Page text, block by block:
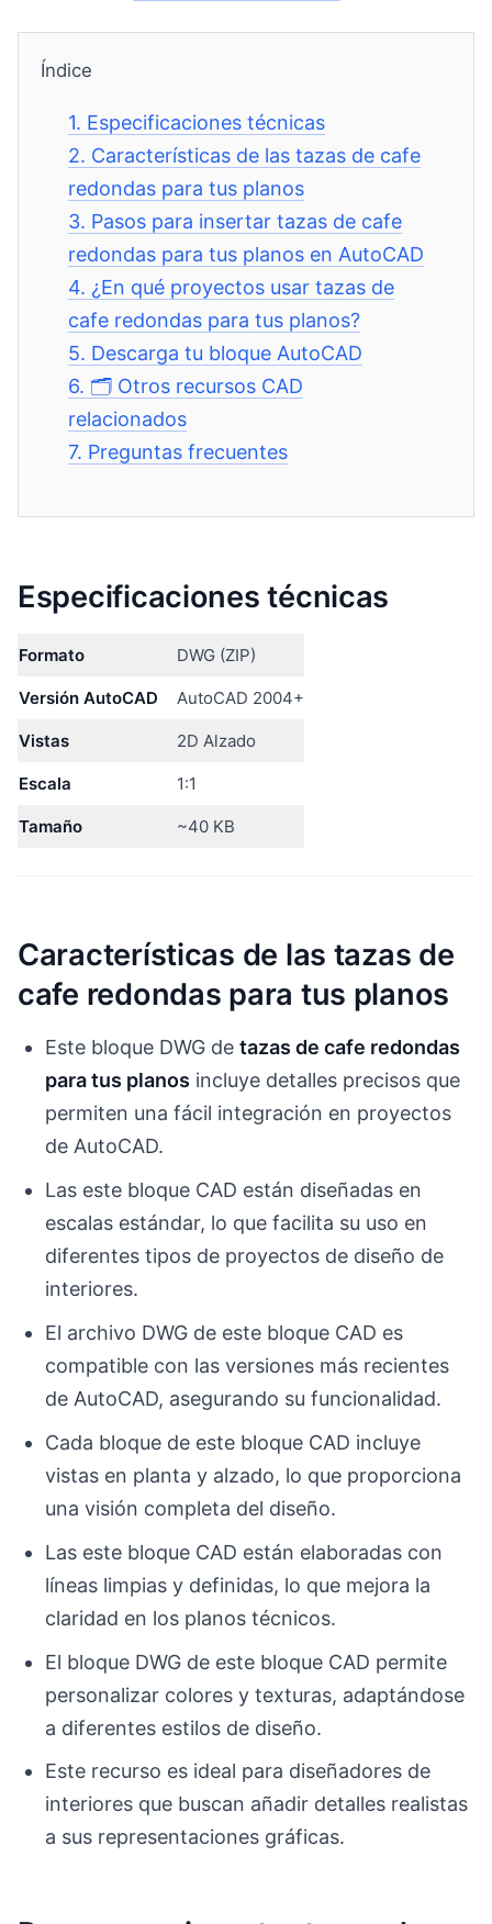
Índice
1. Especificaciones técnicas
2. Características de las tazas de cafe
redondas para tus planos
3. Pasos para insertar tazas de cafe
redondas para tus planos en AutoCAD
4. ¿En qué proyectos usar tazas de
cafe redondas para tus planos?
5. Descarga tu bloque AutoCAD
6. 🗂️ Otros recursos CAD
relacionados
7. Preguntas frecuentes
Especificaciones técnicas
Formato DWG (ZIP)
Versión AutoCAD AutoCAD 2004+
Vistas 2D Alzado
Escala 1:1
Tamaño ~40 KB
Características de las tazas de
cafe redondas para tus planos
Este bloque DWG detazas de cafe redondas
para tus planos incluye detalles precisos que
permiten una fácil integración en proyectos
de AutoCAD.
Las este bloque CAD están diseñadas en
escalas estándar, lo que facilita su uso en
diferentes tipos de proyectos de diseño de
interiores.
El archivo DWG de este bloque CAD es
compatible con las versiones más recientes
de AutoCAD, asegurando su funcionalidad.
Cada bloque de este bloque CAD incluye
vistas en planta y alzado, lo que proporciona
una visión completa del diseño.
Las este bloque CAD están elaboradas con
líneas limpias y definidas, lo que mejora la
claridad en los planos técnicos.
El bloque DWG de este bloque CAD permite
personalizar colores y texturas, adaptándose
a diferentes estilos de diseño.
Este recurso es ideal para diseñadores de
interiores que buscan añadir detalles realistas
a sus representaciones gráficas.